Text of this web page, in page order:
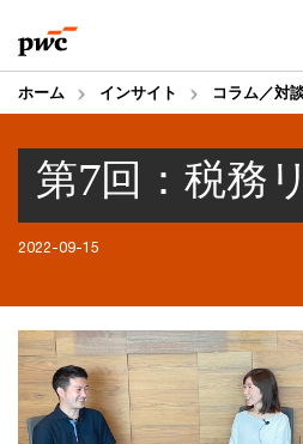
to
content
to
footer
ホーム インサイト コラム／対
第7回：税務
2022-09-15